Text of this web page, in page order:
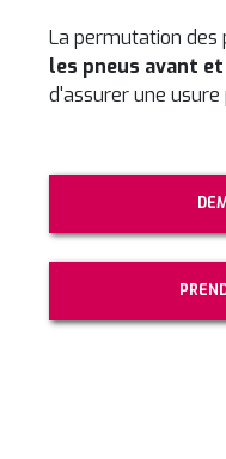
La permutation des
les pneus avant
d'assurer une